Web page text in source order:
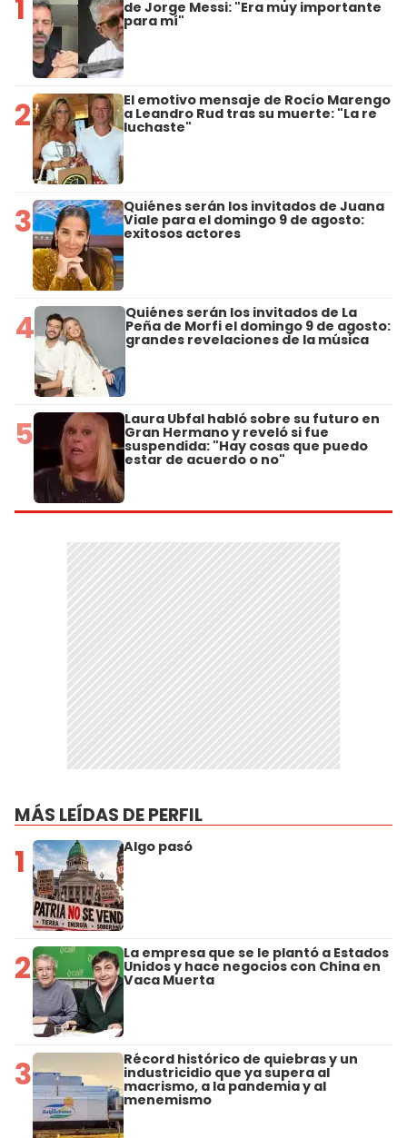
1 de Jorge Messi: "Era muy importante
para mí"
2 El emotivo mensaje de Rocío Marengo
a Leandro Rud tras su muerte: "La re
luchaste"
3 Quiénes serán los invitados de Juana
Viale para el domingo 9 de agosto:
exitosos actores
4 Quiénes serán los invitados de La
Peña de Morfi el domingo 9 de agosto:
grandes revelaciones de la música
5 Laura Ubfal habló sobre su futuro en
Gran Hermano y reveló si fue
suspendida: "Hay cosas que puedo
estar de acuerdo o no"
MÁS LEÍDAS DE PERFIL
1 Algo pasó
2 La empresa que se le plantó a Estados
Unidos y hace negocios con China en
Vaca Muerta
3 Récord histórico de quiebras y un
industricidio que ya supera al
macrismo, a la pandemia y al
menemismo